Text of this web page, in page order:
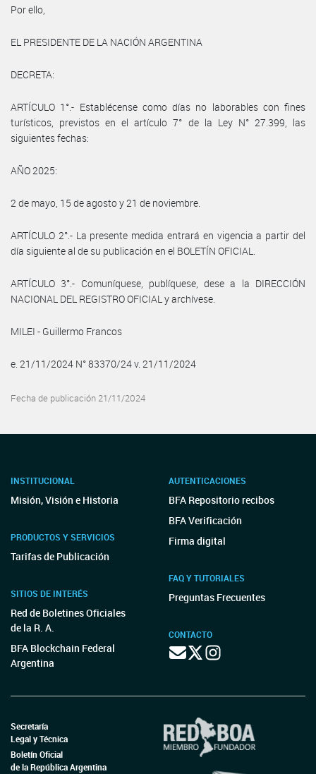
Por ello,
EL PRESIDENTE DE LA NACIÓN ARGENTINA
DECRETA:
ARTÍCULO 1°.- Establécense como días no laborables con fines
turísticos, previstos en el artículo 7° de la Ley N° 27.399, las
siguientes fechas:
AÑO 2025:
2 de mayo, 15 de agosto y 21 de noviembre.
ARTÍCULO 2°.- La presente medida entrará en vigencia a partir del
día siguiente al de su publicación en el BOLETÍN OFICIAL.
ARTÍCULO 3°.- Comuníquese, publíquese, dese a la DIRECCIÓN
NACIONAL DEL REGISTRO OFICIAL y archívese.
MILEI - Guillermo Francos
e. 21/11/2024 N° 83370/24 v. 21/11/2024
Fecha de publicación 21/11/2024
INSTITUCIONAL
Misión, Visión e Historia
PRODUCTOS Y SERVICIOS
Tarifas de Publicación
SITIOS DE INTERÉS
Red de Boletines Oficiales
de la R. A.
BFA Blockchain Federal
Argentina
AUTENTICACIONES
BFA Repositorio recibos
BFA Verificación
Firma digital
FAQ Y TUTORIALES
Preguntas Frecuentes
CONTACTO
Secretaría
Legal y Técnica
Boletín Oficial
de la República Argentina